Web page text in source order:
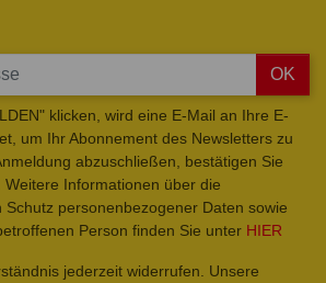
OK
klicken, wird eine E-Mail an Ihre E-
um Ihr Abonnement des Newsletters zu
abzuschließen, bestätigen Sie
Weitere Informationen über die
Schutz personenbezogener Daten sowie
Person finden Sie unter HIER
jederzeit widerrufen. Unsere